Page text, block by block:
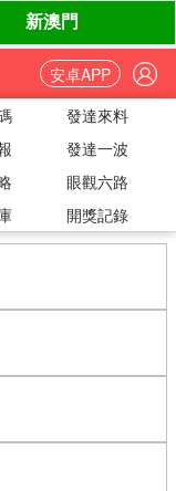
安卓APP
發達來料
發達一波
眼觀六路
開獎記錄